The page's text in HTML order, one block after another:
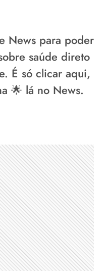
News para poder
saúde direto
É só clicar aqui,
🌟 lá no News.